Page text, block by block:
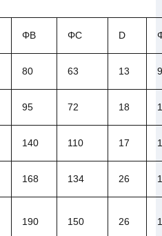
ΦB ΦC D
80 63 13 9
95 72 18
140 110 17
168 134 26
190 150 26